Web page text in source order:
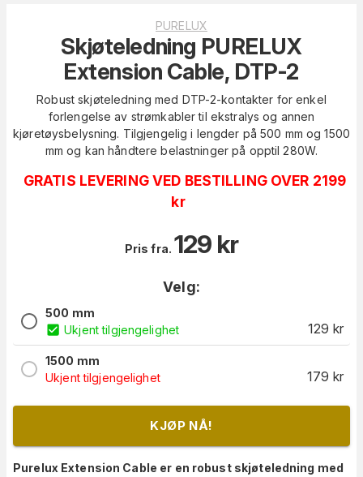
PURELUX
Skjøteledning PURELUX
Extension Cable, DTP-2
Robust skjøteledning med DTP-2-kontakter for enkel
forlengelse av strømkabler til ekstralys og annen
kjøretøysbelysning. Tilgjengelig i lengder på 500 mm og 1500
mm og kan håndtere belastninger på opptil 280W.
GRATIS LEVERING VED BESTILLING OVER 2199
kr
Pris fra. 129 kr
Velg:
500 mm
Ukjent tilgjengelighet
129 kr
1500 mm
Ukjent tilgjengelighet
179 kr
KJØP NÅ!
Purelux Extension Cable er en robust skjøteledning med